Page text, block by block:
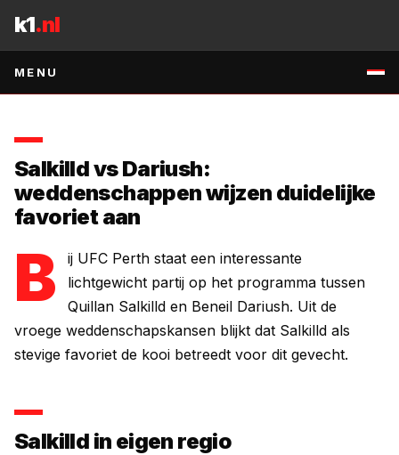
k1.nl
MENU
weddenschappen voor dit gevecht in het lichtgewicht.
Salkilld vs Dariush:
weddenschappen wijzen duidelijke
favoriet aan
B
ij UFC Perth staat een interessante
lichtgewicht partij op het programma tussen
Quillan Salkilld en Beneil Dariush. Uit de
vroege weddenschapskansen blijkt dat Salkilld als
stevige favoriet de kooi betreedt voor dit gevecht.
Salkilld in eigen regio